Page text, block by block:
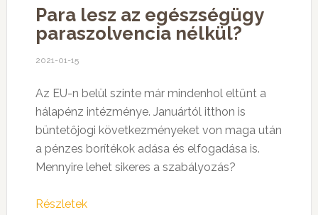
Para lesz az egészségügy
paraszolvencia nélkül?
2021-01-15
Az EU-n belül szinte már mindenhol eltűnt a
hálapénz intézménye. Januártól itthon is
büntetőjogi következményeket von maga után
a pénzes borítékok adása és elfogadása is.
Mennyire lehet sikeres a szabályozás?
Részletek